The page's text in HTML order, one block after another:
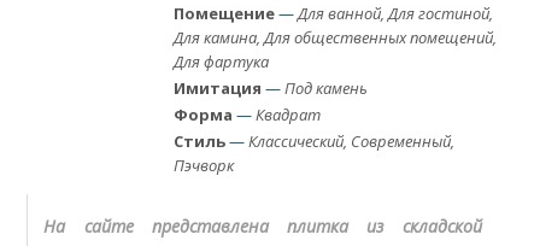
Помещение—Для ванной, Для гостиной,
Для камина, Для общественных помещений,
Для фартука
Имитация —Под камень
Форма —Квадрат
Стиль—Классический, Современный,
Пэчворк
На сайте представлена плитка из складской